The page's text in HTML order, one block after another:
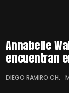
Annabelle
encuentran
DIEGO RAMIRO CH.